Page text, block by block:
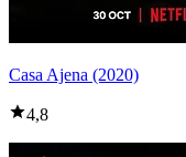
Casa Ajena (2020)
4,8